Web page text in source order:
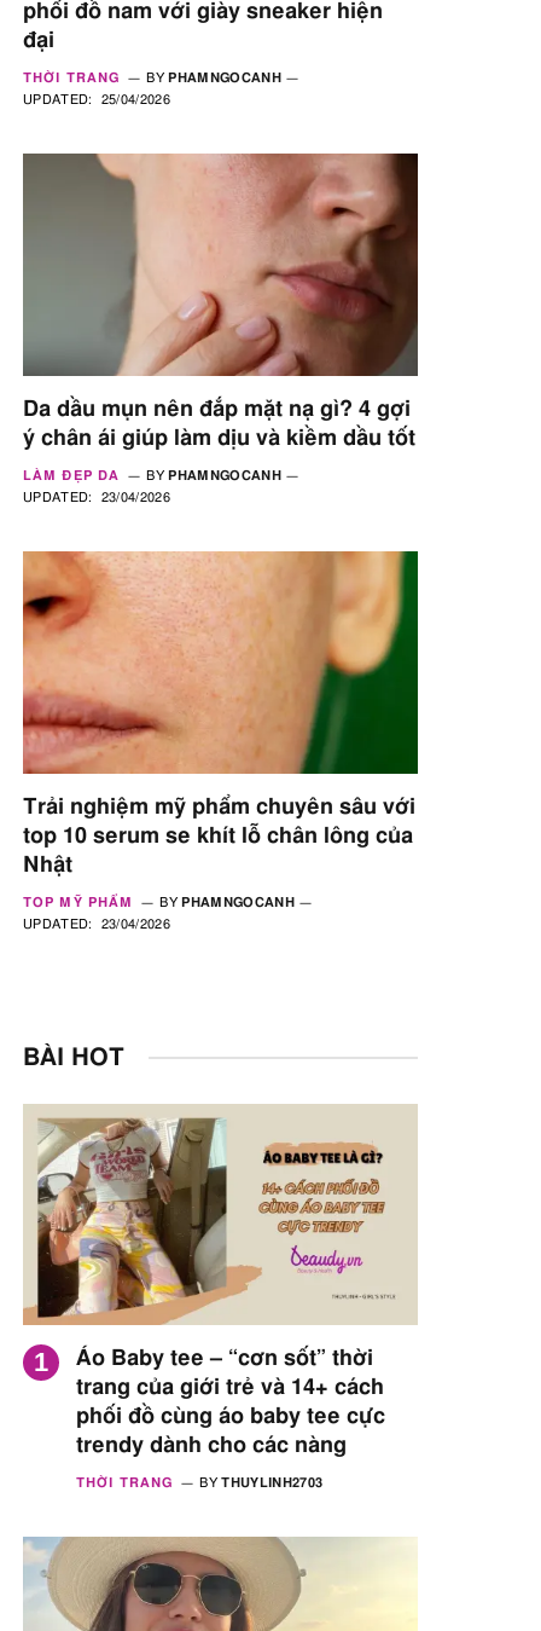
phối đồ nam với giày sneaker hiện
đại
THỜI TRANG BY PHAMNGOCANH
UPDATED:
25/04/2026
Da dầu mụn nên đắp mặt nạ gì? 4 gợi
ý chân ái giúp làm dịu và kiềm dầu tốt
LÀM ĐẸP DA BY PHAMNGOCANH
UPDATED:
23/04/2026
Trải nghiệm mỹ phẩm chuyên sâu với
top 10 serum se khít lỗ chân lông của
Nhật
TOP MỸ PHẨM BY PHAMNGOCANH
UPDATED:
23/04/2026
BÀI HOT
Áo Baby tee – “cơn sốt” thời
trang của giới trẻ và 14+ cách
phối đồ cùng áo baby tee cực
trendy dành cho các nàng
THỜI TRANG BY THUYLINH2703